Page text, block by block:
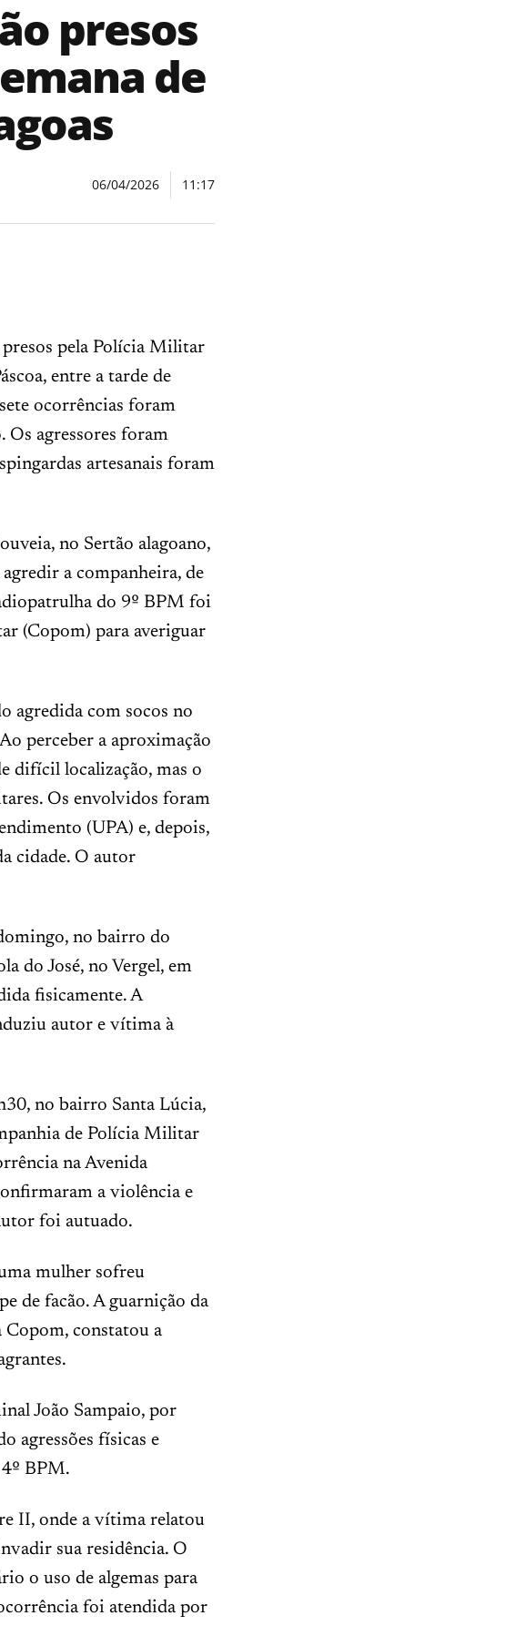
presos
de
06/04/2026 11:17
pela Polícia Militar
entre a tarde de
ocorrências foram
Os agressores foram
artesanais foram
no Sertão alagoano,
a companheira, de
do 9º BPM foi
(Copom) para averiguar
agredida com socos no
perceber a aproximação
difícil localização, mas o
Os envolvidos foram
(UPA) e, depois,
cidade. O autor
no bairro do
do José, no Vergel, em
fisicamente. A
autor e vítima à
no bairro Santa Lúcia,
de Polícia Militar
na Avenida
a violência e
foi autuado.
mulher sofreu
de facão. A guarnição da
Copom, constatou a
João Sampaio, por
agressões físicas e
BPM.
II, onde a vítima relatou
sua residência. O
o uso de algemas para
foi atendida por